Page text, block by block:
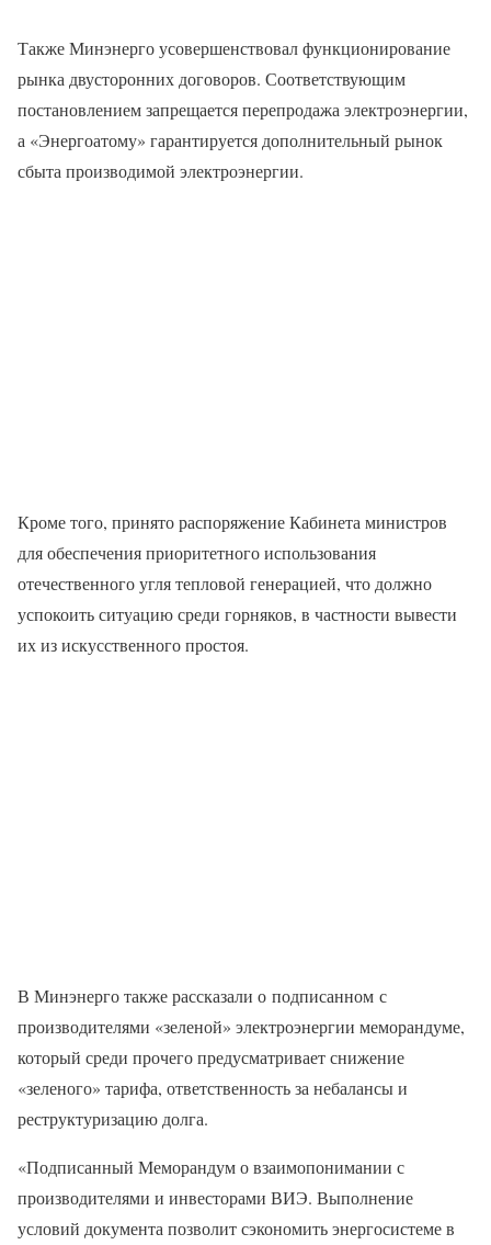
Также Минэнерго усовершенствовал функционирование
рынка двусторонних договоров. Соответствующим
постановлением запрещается перепродажа электроэнергии,
а «Энергоатому» гарантируется дополнительный рынок
сбыта производимой электроэнергии.
Кроме того, принято распоряжение Кабинета министров
для обеспечения приоритетного использования
отечественного угля тепловой генерацией, что должно
успокоить ситуацию среди горняков, в частности вывести
их из искусственного простоя.
В Минэнерго также рассказали о подписанном с
производителями «зеленой» электроэнергии меморандуме,
который среди прочего предусматривает снижение
«зеленого» тарифа, ответственность за небалансы и
реструктуризацию долга.
«Подписанный Меморандум о взаимопонимании с
производителями и инвесторами ВИЭ. Выполнение
условий документа позволит сэкономить энергосистеме в